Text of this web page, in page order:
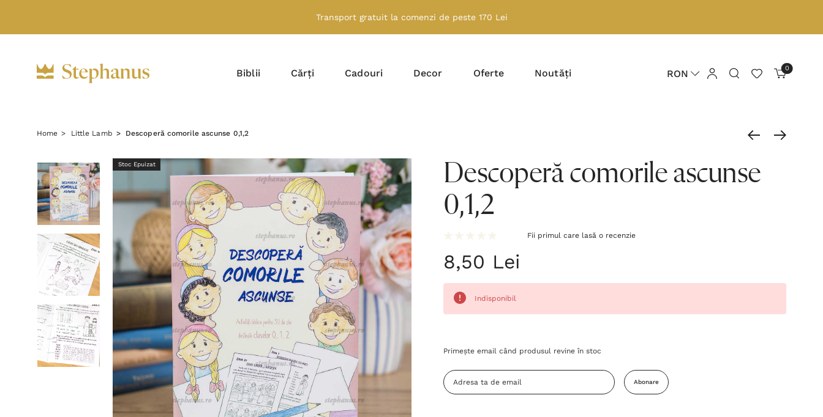
Transport gratuit la comenzi de peste 170 Lei
Biblii Cărți Cadouri Decor Oferte Noutăți RON 0
Home Little Lamb Descoperă comorile ascunse 0,1,2
Stoc Epuizat
Descoperă comorile ascunse
0,1,2
Fii primul care lasă o recenzie
8,50 Lei
Indisponibil
Grăbește-
Stocul
curent
Primește email când produsul revine în stoc
Abonare